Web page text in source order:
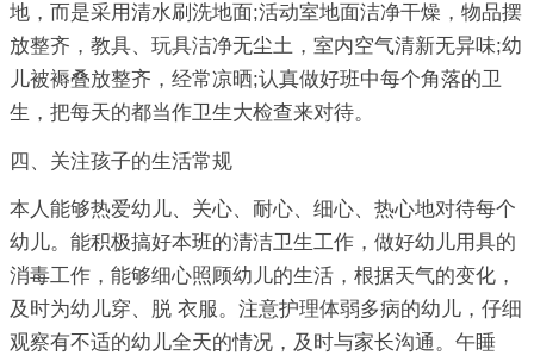
地，而是采用清水刷洗地面;活动室地面洁净干燥，物品摆
放整齐，教具、玩具洁净无尘土，室内空气清新无异味;幼
儿被褥叠放整齐，经常凉晒;认真做好班中每个角落的卫
生，把每天的都当作卫生大检查来对待。
四、关注孩子的生活常规
本人能够热爱幼儿、关心、耐心、细心、热心地对待每个
幼儿。能积极搞好本班的清洁卫生工作，做好幼儿用具的
消毒工作，能够细心照顾幼儿的生活，根据天气的变化，
及时为幼儿穿、脱 衣服。注意护理体弱多病的幼儿，仔细
观察有不适的幼儿全天的情况，及时与家长沟通。午睡